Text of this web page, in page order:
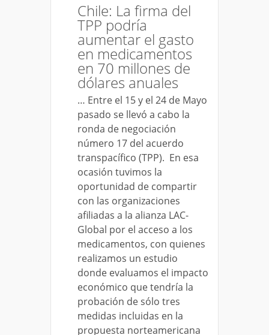
Chile: La firma del
TPP podría
aumentar el gasto
en medicamentos
en 70 millones de
dólares anuales
… Entre el 15 y el 24 de Mayo
pasado se llevó a cabo la
ronda de negociación
número 17 del acuerdo
transpacífico (TPP). En esa
ocasión tuvimos la
oportunidad de compartir
con las organizaciones
afiliadas a la alianza LAC-
Global por el acceso a los
medicamentos, con quienes
realizamos un estudio
donde evaluamos el impacto
económico que tendría la
probación de sólo tres
medidas incluidas en la
propuesta norteamericana